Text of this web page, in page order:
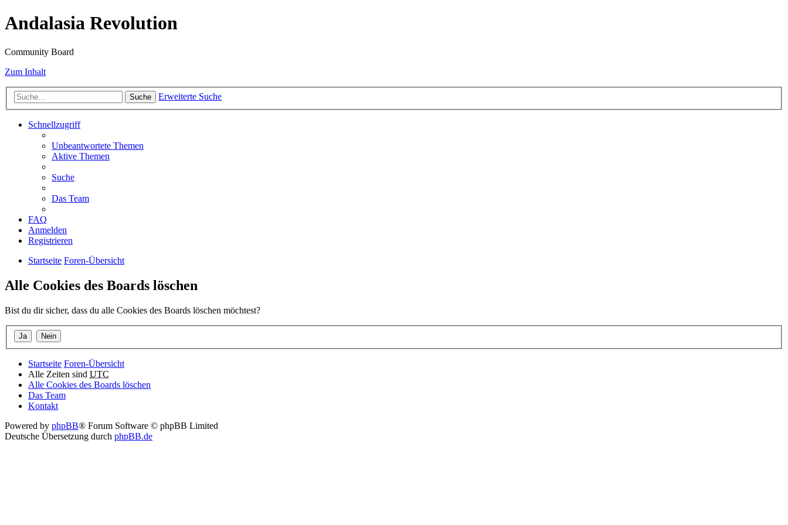
Andalasia Revolution
Community Board
Zum Inhalt
Suche Erweiterte Suche
Schnellzugriff
Unbeantwortete Themen
Aktive Themen
Suche
Das Team
FAQ
Anmelden
Registrieren
Startseite Foren-Übersicht
Alle Cookies des Boards löschen
Bist du dir sicher, dass du alle Cookies des Boards löschen möchtest?
Startseite Foren-Übersicht
Alle Zeiten sind UTC
Alle Cookies des Boards löschen
Das Team
Kontakt
Powered by phpBB® Forum Software © phpBB Limited
Deutsche Übersetzung durch phpBB.de